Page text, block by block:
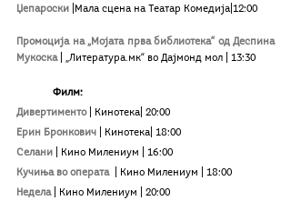
Џепароски |Мала сцена на Театар Комедија|12:00
Промоција на „Мојата прва библиотека“ од Деспина
Мукоска
„Литература.мк“ во Дајмонд мол 13:30
Филм:
Дивертименто
| Кинотека| 20:00
Ерин Бронкович
| Кинотека| 18:00
Селани
| Кино Милениум
| 16:00
Кучиња во операта
| Кино Милениум
| 18:00
Недела
| Кино Милениум | 20:00